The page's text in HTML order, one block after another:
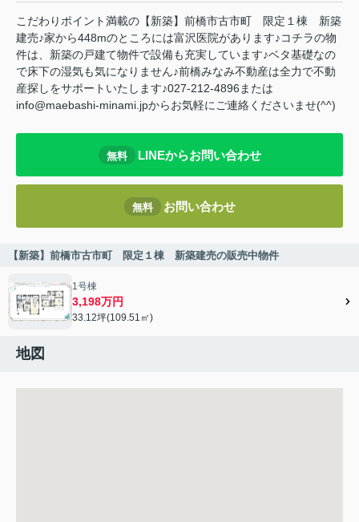
こだわりポイント満載の【新築】前橋市古市町 限定１棟 新築
建売♪家から448mのところには富沢医院があります♪コチラの物
件は、新築の戸建て物件で設備も充実しています♪ベタ基礎なの
で床下の湿気も気になりません♪前橋みなみ不動産は全力で不動
産探しをサポートいたします♪027-212-4896または
info@maebashi-minami.jpからお気軽にご連絡くださいませ(^^)
無料 LINEからお問い合わせ
無料 お問い合わせ
【新築】前橋市古市町 限定１棟 新築建売の販売中物件
1号棟
3,198万円
33.12坪(109.51㎡)
地図